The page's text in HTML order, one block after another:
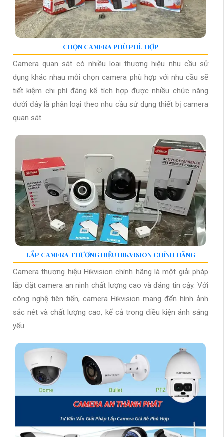
CHỌN CAMERA PHÙ PHÙ HỢP
Camera quan sát có nhiều loại thương hiệu nhu cầu sử
dụng khác nhau mỗi chọn camera phù hợp với nhu cầu sẽ
tiết kiệm chi phí đáng kể tích hợp được nhiều chức năng
dưới đây là phân loại theo nhu cầu sử dụng thiết bị camera
quan sát
LẮP CAMERA THƯƠNG HIỆU HIKVISION CHÍNH HÃNG
Camera thương hiệu Hikvision chính hãng là một giải pháp
lắp đặt camera an ninh chất lượng cao và đáng tin cậy. Với
công nghệ tiên tiến, camera Hikvision mang đến hình ảnh
sắc nét và chất lượng cao, kể cả trong điều kiện ánh sáng
yếu